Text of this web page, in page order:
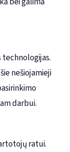
nešiojamieji
darbui.
ratui.